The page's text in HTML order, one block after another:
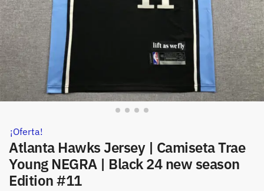
¡Oferta!
Atlanta Hawks Jersey | Camiseta Trae
Young NEGRA | Black 24 new season
Edition #11